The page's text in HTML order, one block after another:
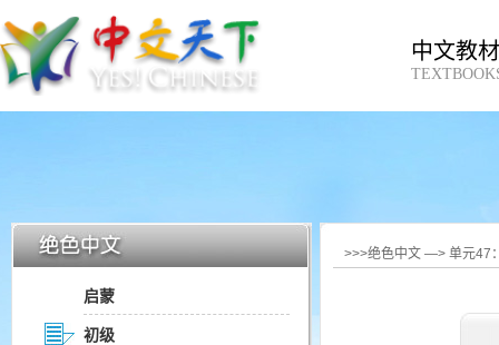
中文教
启蒙
初级
>>>绝色中文 —> 单元47